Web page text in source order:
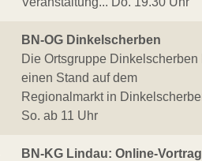
BN-OG Dinkelscherben
Die Ortsgruppe Dinkelscherben
einen Stand auf dem
Regionalmarkt in
So. ab 11 Uhr
BN-KG Lindau: Online-Vortrag